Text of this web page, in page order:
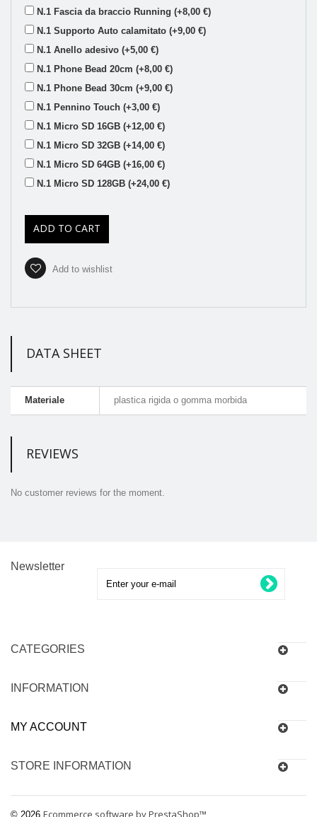
N.1 Fascia da braccio Running (+8,00 €)
N.1 Supporto Auto calamitato (+9,00 €)
N.1 Anello adesivo (+5,00 €)
N.1 Phone Bead 20cm (+8,00 €)
N.1 Phone Bead 30cm (+9,00 €)
N.1 Pennino Touch (+3,00 €)
N.1 Micro SD 16GB (+12,00 €)
N.1 Micro SD 32GB (+14,00 €)
N.1 Micro SD 64GB (+16,00 €)
N.1 Micro SD 128GB (+24,00 €)
ADD TO CART
Add to wishlist
DATA SHEET
Materiale plastica rigida o gomma morbida
REVIEWS
No customer reviews for the moment.
Newsletter
CATEGORIES
INFORMATION
© 2026 Ecommerce software by PrestaShop™
MY ACCOUNT
STORE INFORMATION